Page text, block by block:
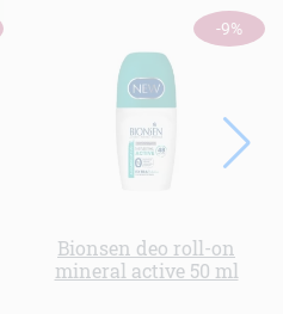
-9%
Bionsen deo roll-on
mineral active 50 ml